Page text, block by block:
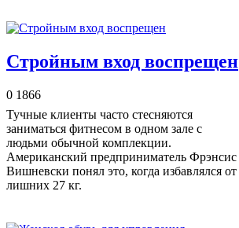
Стройным вход воспрещен
0 1866
Тучные клиенты часто стесняются
заниматься фитнесом в одном зале с
людьми обычной комплекции.
Американский предприниматель Фрэнсис
Вишневски понял это, когда избавлялся от
лишних 27 кг.